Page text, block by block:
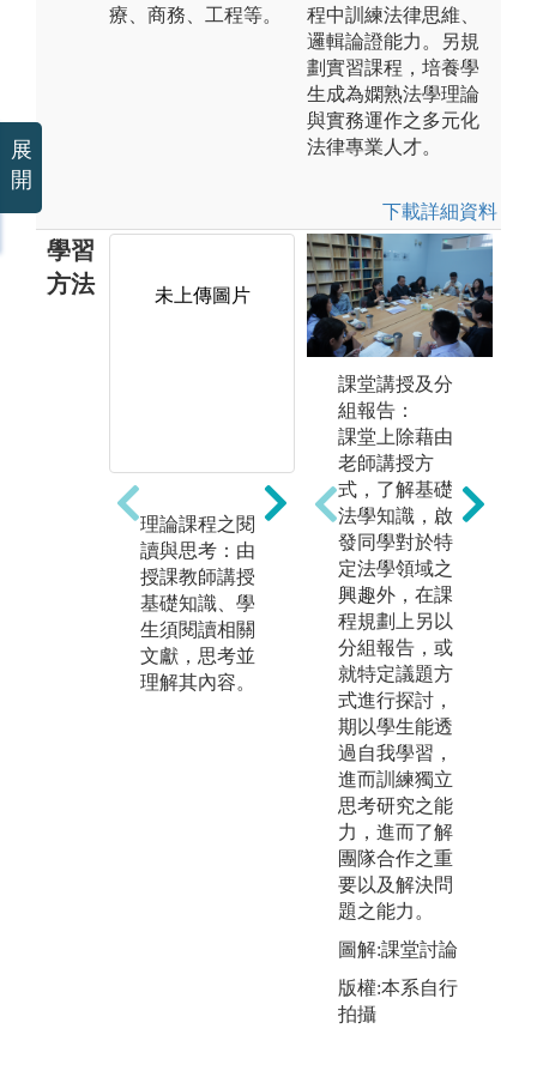
療、商務、工程等。
程中訓練法律思維、
邏輯論證能力。另規
劃實習課程，培養學
生成為嫻熟法學理論
與實務運作之多元化
法律專業人才。
下載詳細資料
學習
方法
未上傳圖片
理論課程之閱
讀與思考：由
授課教師講授
基礎知識、學
生須閱讀相關
文獻，思考並
理解其內容。
未上傳圖片
案例研究之討
論與書寫：以
實際案例為專
題，邀請實務
人士座談，或
由學生進行團
體報告及分析
書寫案例之法
律關係。並訓
練書狀書寫、
國家考試解題
書寫能力。少
數課程會透過
模擬法庭方式
進行實際攻
防。
課堂講授及分
組報告：
課堂上除藉由
老師講授方
式，了解基礎
法學知識，啟
發同學對於特
定法學領域之
興趣外，在課
程規劃上另以
分組報告，或
就特定議題方
式進行探討，
期以學生能透
過自我學習，
進而訓練獨立
思考研究之能
力，進而了解
團隊合作之重
要以及解決問
題之能力。
圖解:課堂討論
版權:本系自行
拍攝
展
開